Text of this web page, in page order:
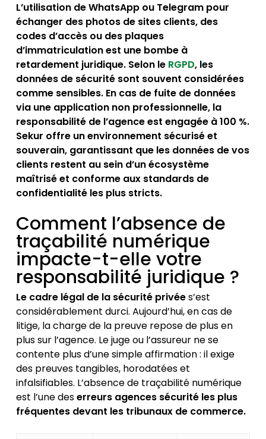
L’utilisation de WhatsApp ou Telegram pour
échanger des photos de sites clients, des
codes d’accès ou des plaques
d’immatriculation est une bombe à
retardement juridique. Selon le RGPD, les
données de sécurité sont souvent considérées
comme sensibles. En cas de fuite de données
via une application non professionnelle, la
responsabilité de l’agence est engagée à 100 %.
Sekur offre un environnement sécurisé et
souverain, garantissant que les données de vos
clients restent au sein d’un écosystème
maîtrisé et conforme aux standards de
confidentialité les plus stricts.
Comment l’absence de
traçabilité numérique
impacte-t-elle votre
responsabilité juridique ?
Le cadre légal de la sécurité privées’est
considérablement durci. Aujourd’hui, en cas de
litige, la charge de la preuve repose de plus en
plus sur l’agence. Le juge ou l’assureur ne se
contente plus d’une simple affirmation : il exige
des preuves tangibles, horodatées et
infalsifiables. L’absence de traçabilité numérique
est l’une deserreurs agences sécurité les plus
fréquentes devant les tribunaux de commerce.